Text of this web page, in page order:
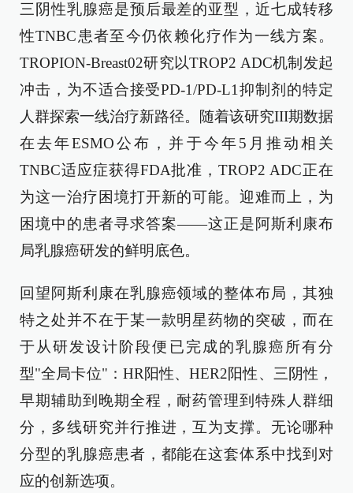
三阴性乳腺癌是预后最差的亚型，近七成转移
性TNBC患者至今仍依赖化疗作为一线方案。
TROPION-Breast02研究以TROP2 ADC机制发起
冲击，为不适合接受PD-1/PD-L1抑制剂的特定
人群探索一线治疗新路径。随着该研究III期数据
在去年ESMO公布，并于今年5月推动相关
TNBC适应症获得FDA批准，TROP2 ADC正在
为这一治疗困境打开新的可能。迎难而上，为
困境中的患者寻求答案——这正是阿斯利康布
局乳腺癌研发的鲜明底色。
回望阿斯利康在乳腺癌领域的整体布局，其独
特之处并不在于某一款明星药物的突破，而在
于从研发设计阶段便已完成的乳腺癌所有分
型"全局卡位"：HR阳性、HER2阳性、三阴性，
早期辅助到晚期全程，耐药管理到特殊人群细
分，多线研究并行推进，互为支撑。无论哪种
分型的乳腺癌患者，都能在这套体系中找到对
应的创新选项。